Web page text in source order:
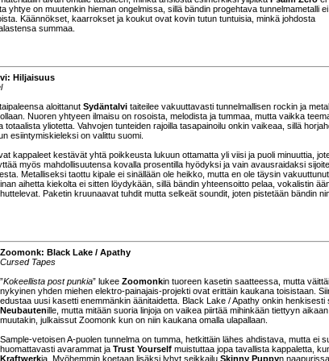
yhtye on muutenkin hieman ongelmissa, sillä bändin progehtava tunnelmametalli ei
Käännökset, kaarrokset ja koukut ovat kovin tutun tuntuisia, minkä johdosta
summaa.
Hiljaisuus
aloittanut Sydäntalvi taiteilee vakuuttavasti tunnelmallisen rockin ja
Nuoren yhtyeen ilmaisu on rosoista, melodista ja tummaa, mutta vaikka
totaalista yliotetta. Vahvojen tunteiden rajoilla tasapainoilu onkin vaikeaa, sillä
esiintymiskieleksi on valittu suomi.
kappaleet kestävät yhtä poikkeusta lukuun ottamatta yli viisi ja puoli minuuttia,
myös mahdollisuutensa kovalla prosentilla hyödyksi ja vain avausraidaksi
Metalliseksi taottu kipale ei sinällään ole heikko, mutta en ole täysin
aihetta kiekolta ei sitten löydykään, sillä bändin yhteensoitto pelaa, vokalistin
Paketin kruunaavat tuhdit mutta selkeät soundit, joten pistetään bändin
Zoomonk: Black Lake / Apathy
Cursed Tapes
”Kokeellista post punkia” lukee Zoomonkin tuoreen kasetin saatteessa, mutta
nykyinen yhden miehen elektro-painajais-projekti ovat erittäin kaukana toisistaan.
edustaa uusi kasetti enemmänkin äänitaidetta. Black Lake / Apathy onkin henkisesti
Neubautenille, mutta mitään suoria linjoja on vaikea piirtää mihinkään tiettyyn
muutakin, julkaissut Zoomonk kun on niin kaukana omalla ulapallaan.
Sample-vetoisen A-puolen tunnelma on tumma, hetkittäin lähes ahdistava, mutta ei
huomattavasti avarammat ja Trust Yourself muistuttaa jopa tavallista kappaletta,
Kraftwerkia. Myöhemmin koetaan lisäksi lyhyt seikkailu Skinny Puppyn